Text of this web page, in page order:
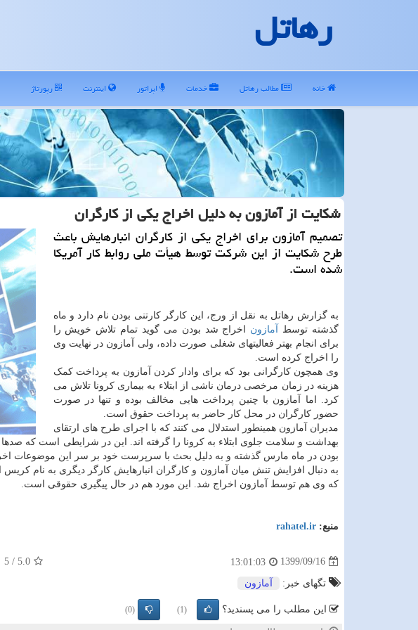
رهاتل
خانه مطالب رهاتل خدمات اپراتور اینترنت رپورتاژ
شكایت از آمازون به دلیل اخراج یكی از كارگران
تصمیم آمازون برای اخراج یکی از کارگران انبارهایش باعث
طرح شکایت از این شرکت توسط هیأت ملی روابط کار آمریکا
شده است.
به گزارش رهاتل به نقل از ورج، این کارگر کارتنی بودن نام دارد و ماه
گذشته توسط
آمازون اخراج شد بودن می گوید تمام تلاش خویش را
برای انجام بهتر فعالیتهای شغلی صورت داده، ولی آمازون در نهایت وی
را اخراج کرده است.
وی همچون کارگرانی بود که برای وادار کردن آمازون به پرداخت کمک
هزینه در زمان مرخصی درمان ناشی از ابتلاء به بیماری کرونا تلاش می
کرد. اما آمازون با چنین پرداخت هایی مخالف بوده و تنها در صورت
حضور کارگران در محل کار حاضر به پرداخت حقوق است.
مدیران آمازون همینطور استدلال می کنند که با اجرای طرح های ارتقای
بهداشت و سلامت جلوی ابتلاء به کرونا را گرفته اند. این در شرایطی است که صدها
بودن در ماه مارس گذشته و به دلیل بحث با سرپرست خود بر سر این موضوعات
به دنبال افزایش تنش میان آمازون و کارگران انبارهایش کارگر دیگری به نام
که وی هم توسط آمازون اخراج شد. این مورد هم در حال پیگیری حقوقی است.
منبع: rahatel.ir
1399/09/16
13:01:03
5.0
/
5
تگهای خبر: آمازون
این مطلب را می پسندید؟ (1)
(0)